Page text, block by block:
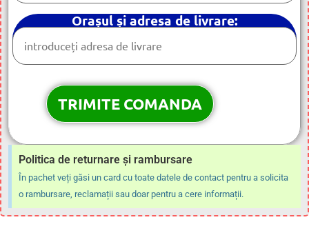
Orașul și adresa de livrare:
Politica de returnare și rambursare
În pachet veți găsi un card cu toate datele de contact pentru a solicita
o rambursare, reclamații sau doar pentru a cere informații.